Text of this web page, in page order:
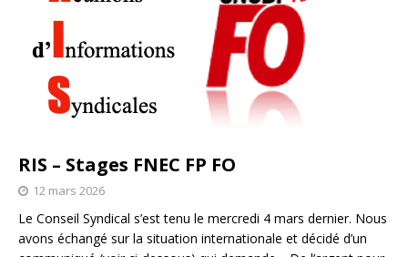
RIS – Stages FNEC FP FO
12 mars 2026
Le Conseil Syndical s’est tenu le mercredi 4 mars dernier. Nous
avons échangé sur la situation internationale et décidé d’un